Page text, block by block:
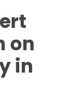
on
in